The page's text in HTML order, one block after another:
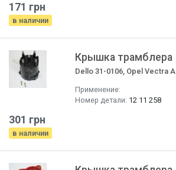
171 грн
в наличии
Крышка трамблера
Dello 31-0106, Opel Vectra A
Применение:
Номер детали: 12 11 258
301 грн
в наличии